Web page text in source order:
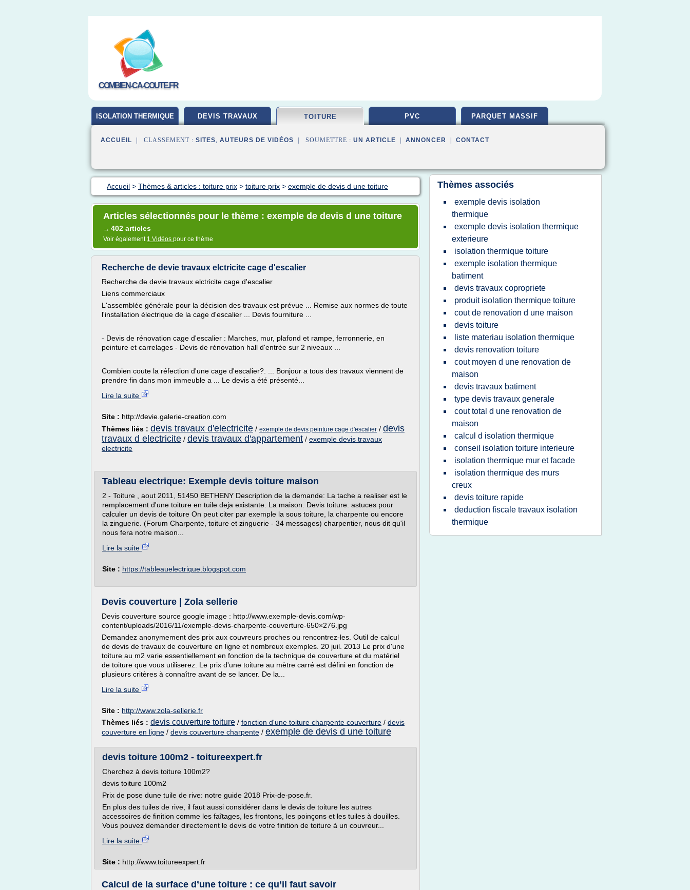
COMBIEN-CA-COUTE.FR
ISOLATION THERMIQUE DEVIS TRAVAUX TOITURE PVC PARQUET MASSIF
ACCUEIL | CLASSEMENT : SITES, AUTEURS DE VIDÉOS | SOUMETTRE : UN ARTICLE ANNONCER CONTACT
Accueil > Thèmes & articles : toiture prix > toiture prix > exemple de devis d une toiture
Articles sélectionnés pour le thème : exemple de devis d une toiture
→ 402 articles
Voir également 1 Vidéos pour ce thème
Recherche de devie travaux elctricite cage d'escalier
Recherche de devie travaux elctricite cage d'escalier
Liens commerciaux
L'assemblée générale pour la décision des travaux est prévue ... Remise aux normes de toute
l'installation électrique de la cage d'escalier ... Devis fourniture ...
- Devis de rénovation cage d'escalier : Marches, mur, plafond et rampe, ferronnerie, en
peinture et carrelages - Devis de rénovation hall d'entrée sur 2 niveaux ...
Combien coute la réfection d'une cage d'escalier?. ... Bonjour a tous des travaux viennent de
prendre fin dans mon immeuble a ... Le devis a été présenté...
Lire la suite
Site : http://devie.galerie-creation.com
Thèmes liés : devis travaux d'electricite / exemple de devis peinture cage d'escalier / devis
travaux d electricite / devis travaux d'appartement / exemple devis travaux
electricite
Tableau electrique: Exemple devis toiture maison
2 - Toiture , aout 2011, 51450 BETHENY Description de la demande: La tache a realiser est le
remplacement d'une toiture en tuile deja existante. La maison. Devis toiture: astuces pour
calculer un devis de toiture On peut citer par exemple la sous toiture, la charpente ou encore
la zinguerie. (Forum Charpente, toiture et zinguerie - 34 messages) charpentier, nous dit qu'il
nous fera notre maison...
Lire la suite
Site : https://tableauelectrique.blogspot.com
Devis couverture | Zola sellerie
Devis couverture source google image : http://www.exemple-devis.com/wp-
content/uploads/2016/11/exemple-devis-charpente-couverture-650×276.jpg
Demandez anonymement des prix aux couvreurs proches ou rencontrez-les. Outil de calcul
de devis de travaux de couverture en ligne et nombreux exemples. 20 juil. 2013 Le prix d'une
toiture au m2 varie essentiellement en fonction de la technique de couverture et du matériel
de toiture que vous utiliserez. Le prix d'une toiture au mètre carré est défini en fonction de
plusieurs critères à connaître avant de se lancer. De la...
Lire la suite
Site : http://www.zola-sellerie.fr
Thèmes liés : devis couverture toiture / fonction d'une toiture charpente couverture / devis
couverture en ligne / devis couverture charpente / exemple de devis d une toiture
devis toiture 100m2 - toitureexpert.fr
Cherchez à devis toiture 100m2?
devis toiture 100m2
Prix de pose dune tuile de rive: notre guide 2018 Prix-de-pose.fr.
En plus des tuiles de rive, il faut aussi considérer dans le devis de toiture les autres
accessoires de finition comme les faîtages, les frontons, les poinçons et les tuiles à douilles.
Vous pouvez demander directement le devis de votre finition de toiture à un couvreur...
Lire la suite
Site : http://www.toitureexpert.fr
Calcul de la surface d’une toiture : ce qu’il faut savoir
Thèmes associés
exemple devis isolation
thermique
exemple devis isolation thermique
exterieure
isolation thermique toiture
exemple isolation thermique
batiment
devis travaux copropriete
produit isolation thermique toiture
cout de renovation d une maison
devis toiture
liste materiau isolation thermique
devis renovation toiture
cout moyen d une renovation de
maison
devis travaux batiment
type devis travaux generale
cout total d une renovation de
maison
calcul d isolation thermique
conseil isolation toiture interieure
isolation thermique mur et facade
isolation thermique des murs
creux
devis toiture rapide
deduction fiscale travaux isolation
thermique